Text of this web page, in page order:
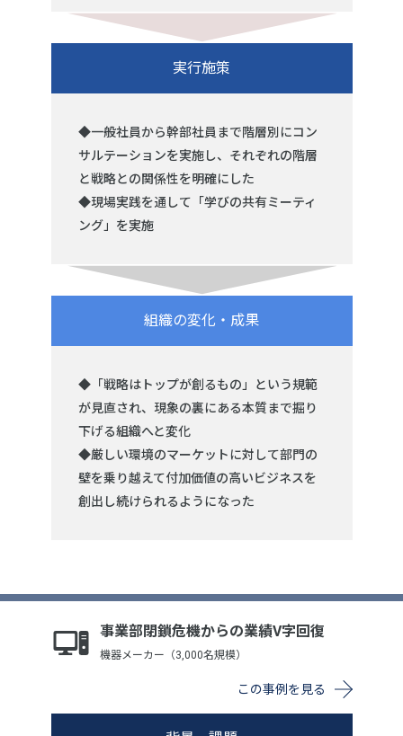
実行施策
◆一般社員から幹部社員まで階層別にコン
サルテーションを実施し、それぞれの階層
と戦略との関係性を明確にした
◆現場実践を通して「学びの共有ミーティ
ング」を実施
組織の変化・成果
◆「戦略はトップが創るもの」という規範
が見直され、現象の裏にある本質まで掘り
下げる組織へと変化
◆厳しい環境のマーケットに対して部門の
壁を乗り越えて付加価値の高いビジネスを
創出し続けられるようになった
事業部閉鎖危機からの業績V字回復
機器メーカー（3,000名規模）
この事例を見る